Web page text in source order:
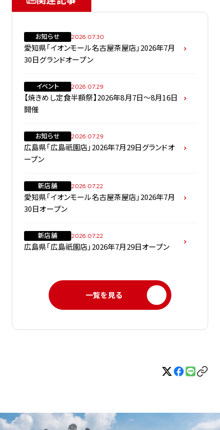
お知らせ 2026.07.30
愛知県「イオンモール名古屋茶屋店」2026年7月
30日グランドオープン
イベント 2026.07.29
【焼きめし定食半額祭】2026年8月7日～8月16日
開催
お知らせ 2026.07.29
広島県「広島祇園店」2026年7月29日グランドオ
ープン
新店舗 2026.07.22
愛知県「イオンモール名古屋茶屋店」2026年7月
30日オープン
新店舗 2026.07.22
広島県「広島祇園店」2026年7月29日オープン
一覧を見る